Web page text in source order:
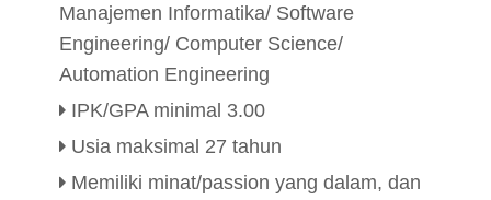
Manajemen Informatika/ Software
Engineering/ Computer Science/
Automation Engineering
IPK/GPA minimal 3.00
Usia maksimal 27 tahun
Memiliki minat/passion yang dalam, dan